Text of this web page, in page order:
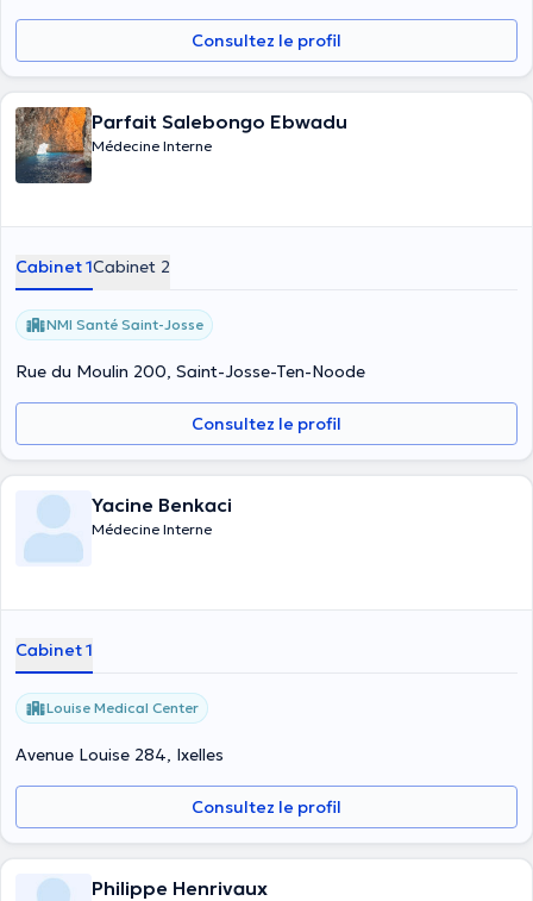
Consultez le profil
Parfait Salebongo Ebwadu
Médecine Interne
Cabinet 1Cabinet 2
NMI Santé Saint-Josse
Rue du Moulin 200, Saint-Josse-Ten-Noode
Consultez le profil
Yacine Benkaci
Médecine Interne
Cabinet 1
Louise Medical Center
Avenue Louise 284, Ixelles
Consultez le profil
Philippe Henrivaux